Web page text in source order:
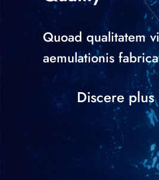
Quoad qualitatem
aemulationis
Discere plus